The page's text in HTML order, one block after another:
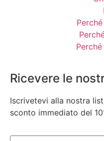
Ricevere le
Iscrivetevi alla nostra
sconto immediato del